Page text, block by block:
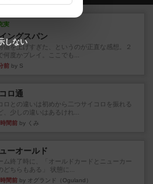
実
ングスパン
値を上げすぎた、というのが正直な感想。２
何度かプレイ。ここでも...
前 by S
ロ通
ロとの違いは初めから二つサイコロを振れる
、少しの違いはあるけれ...
間前 by くみ
ーオールド
ム終了時に、「オールドカードとニューカー
どちらもある」 状態に...
間前 by オグランド（Oguland）
しない